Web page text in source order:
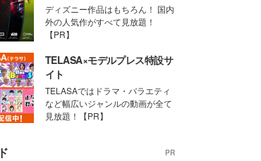
ディズニー作品はもちろん！ 国内
外の人気作がすべて見放題！
【PR】
TELASA×モデルプレス特設サ
イト
TELASAではドラマ・バラエティ
など幅広いジャンルの動画が全て
見放題！【PR】
PR